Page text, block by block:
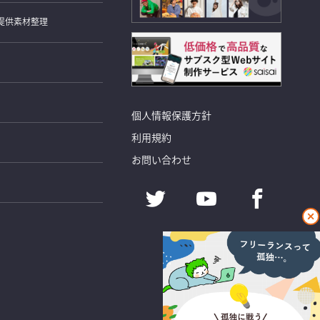
閉
じ
る
供素材整理
個人情報保護方針
利用規約
お問い合わせ